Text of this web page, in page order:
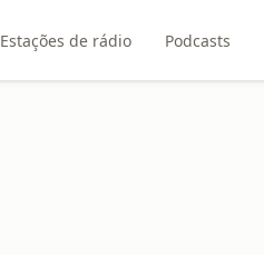
Estações de rádio Podcasts